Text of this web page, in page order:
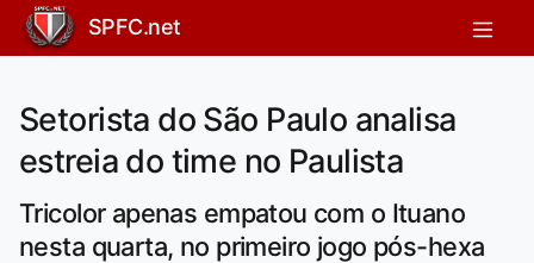
SPFC.net
Setorista do São Paulo analisa
estreia do time no Paulista
Tricolor apenas empatou com o Ituano
nesta quarta, no primeiro jogo pós-hexa